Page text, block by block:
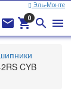
Эль-Монте
город —Эль-Монте
 
0  
CYB